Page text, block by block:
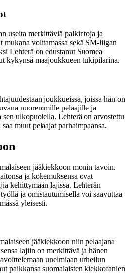
useita merkittäviä palkintoja ja
voittamassa sekä SM-liigan
Lehterä on edustanut Suomea
kykynsä maajoukkueen tukipilarina.
joukkueissa, joissa hän on
nuoremmille pelaajille ja
ulkopuolella. Lehterä on arvostettu
muut pelaajat parhaimpaansa.
jääkiekkoon monin tavoin.
ja kokemuksensa ovat
kehittymään lajissa. Lehterän
ja omistautumisella voi saavuttaa
yleisesti.
jääkiekkoon niin pelaajana
lajiin on merkittävä ja hänen
unelmiaan urheilun
paikkansa suomalaisten kiekkofanien